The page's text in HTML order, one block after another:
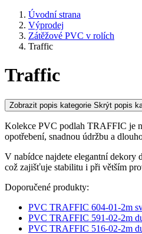
Úvodní strana
Výprodej
Zátěžové PVC v rolích
Traffic
Traffic
Zobrazit popis kategorie Skrýt popis
Kolekce PVC podlah TRAFFIC je
opotřebení, snadnou údržbu a
V nabídce najdete elegantní
což zajišťuje stabilitu i při větším
Doporučené produkty:
PVC TRAFFIC 604-01-2m
PVC TRAFFIC 591-02-2m
PVC TRAFFIC 516-02-2m